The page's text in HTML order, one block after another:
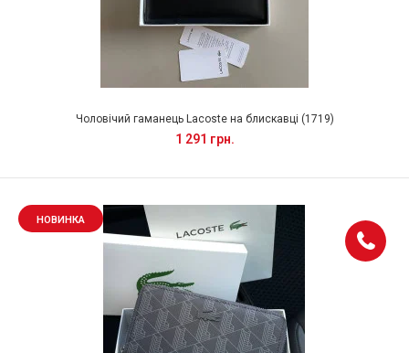
Чоловічий гаманець Lacoste на блискавці (1719)
1 291 грн.
НОВИНКА